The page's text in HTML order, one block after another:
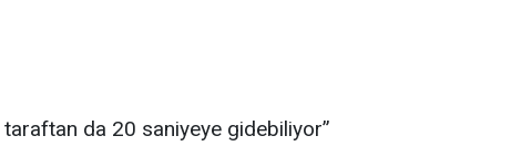
da 20 saniyeye gidebiliyor”